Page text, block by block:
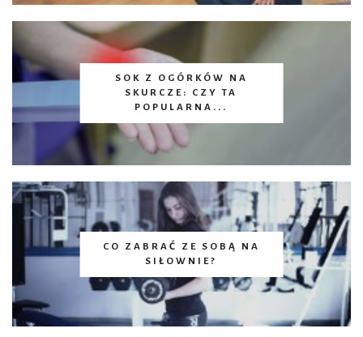
SOK Z OGÓRKÓW NA
SKURCZE: CZY TA
POPULARNA...
CO ZABRAĆ ZE SOBĄ NA
SIŁOWNIE?